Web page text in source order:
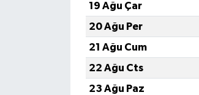
19 Ağu Çar
20 Ağu Per
21 Ağu Cum
22 Ağu Cts
23 Ağu Paz